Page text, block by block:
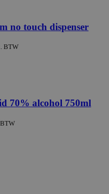
no touch dispenser
BTW
70% alcohol 750ml